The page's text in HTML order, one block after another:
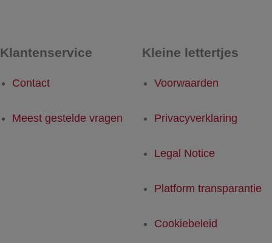
Klantenservice
Contact
Meest gestelde vragen
Kleine lettertjes
Voorwaarden
Privacyverklaring
Legal Notice
Platform transparantie
Cookiebeleid